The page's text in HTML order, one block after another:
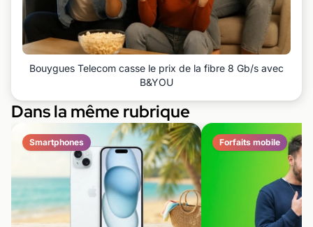
Bouygues Telecom casse le prix de la fibre 8 Gb/s avec
B&YOU
Dans la même rubrique
Smartphones Forfaits mobile